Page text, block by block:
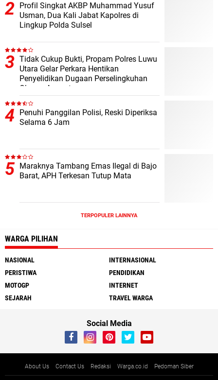
Profil Singkat AKBP Muhammad Yusuf
Usman, Dua Kali Jabat Kapolres di
Lingkup Polda Sulsel
Tidak Cukup Bukti, Propam Polres Luwu
Utara Gelar Perkara Hentikan
Penyelidikan Dugaan Perselingkuhan
Oknum Anggota
Penuhi Panggilan Polisi, Reski Diperiksa
Selama 6 Jam
Maraknya Tambang Emas Ilegal di Bajo
Barat, APH Terkesan Tutup Mata
TERPOPULER LAINNYA
WARGA PILIHAN
NASIONAL
INTERNASIONAL
PERISTIWA
PENDIDIKAN
MOTOGP
INTERNET
SEJARAH
TRAVEL WARGA
Social Media
About Us Contact Us Redaksi Warga.co.id Pedoman Siber